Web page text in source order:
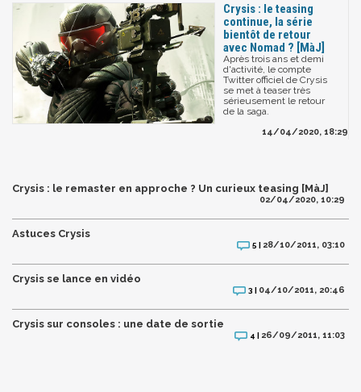
Crysis : le teasing
continue, la série
bientôt de retour
avec Nomad ? [MàJ]
Après trois ans et demi
d'activité, le compte
Twitter officiel de Crysis
se met à teaser très
sérieusement le retour
de la saga.
14/04/2020, 18:29
Crysis : le remaster en approche ? Un curieux teasing [MàJ]
02/04/2020, 10:29
Astuces Crysis
5 | 28/10/2011, 03:10
Crysis se lance en vidéo
3 | 04/10/2011, 20:46
Crysis sur consoles : une date de sortie
4 | 26/09/2011, 11:03